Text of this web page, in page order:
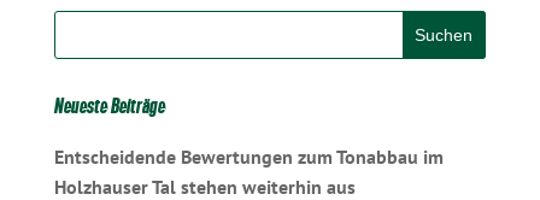
Neueste Beiträge
Entscheidende Bewertungen zum Tonabbau im
Holzhauser Tal stehen weiterhin aus